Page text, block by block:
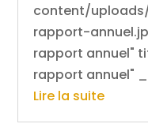
content/
rapport-
rapport annuel"
rapport annuel"
Lire la suite